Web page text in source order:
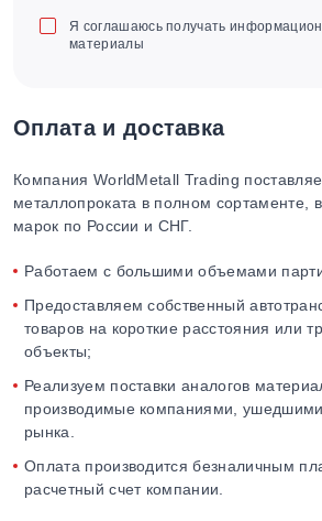
Я соглашаюсь получать
материалы
Оплата и доставка
Компания WorldMetall Trading
металлопроката в полном сортаменте,
марок по России и СНГ.
Работаем с большими объемами
Предоставляем собственный
товаров на короткие расстояния или
объекты;
Реализуем поставки аналогов
производимые компаниями, ушедшими
рынка.
Оплата производится безналичным
расчетный счет компании.